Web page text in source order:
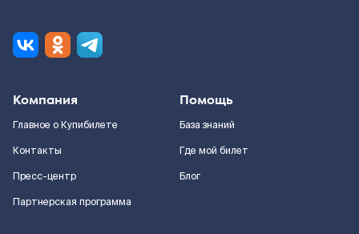
Компания
Главное о Купибилете
Контакты
Пресс-центр
Партнерская программа
Помощь
База знаний
Где мой билет
Блог